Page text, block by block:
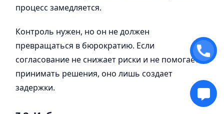
процесс замедляется.
Контроль нужен, но он не должен
превращаться в бюрократию. Если
согласование не снижает риски и не помогает
принимать решения, оно лишь создает
задержки.